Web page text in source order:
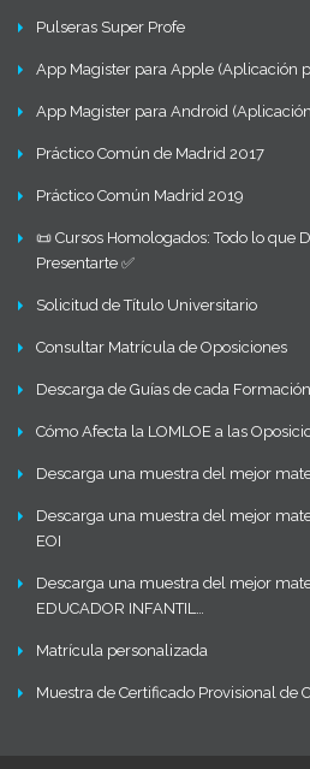
Pulseras Super Profe
App Magister para Apple (Aplicación
App Magister para Android
Práctico Común de Madrid 2017
Práctico Común Madrid 2019
📜 Cursos Homologados: Todo lo que
Presentarte ✅
Solicitud de Título Universitario
Consultar Matrícula de Oposiciones
Descarga de Guías de cada Formación
Cómo Afecta la LOMLOE a las
Descarga una muestra del mejor
Descarga una muestra del mejor
EOI
Descarga una muestra del mejor
EDUCADOR INFANTIL…
Matrícula personalizada
Muestra de Certificado Provisional de